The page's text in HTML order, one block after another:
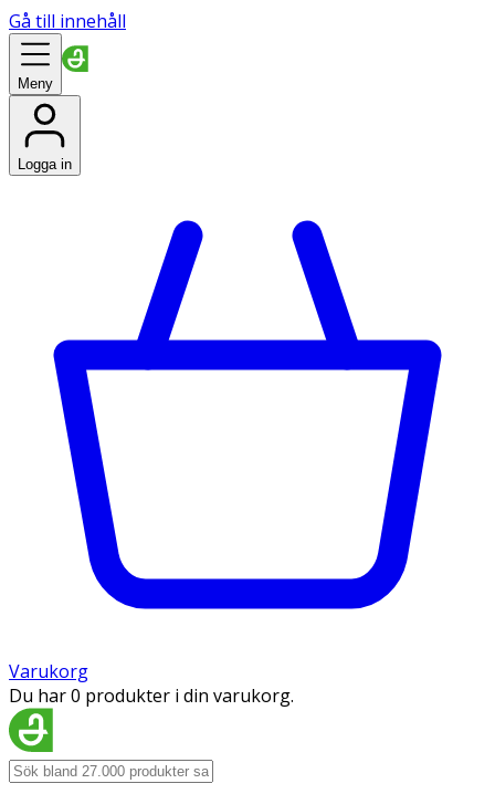
Gå till innehåll
Meny
Logga in
Varukorg
Du har 0 produkter i din varukorg.